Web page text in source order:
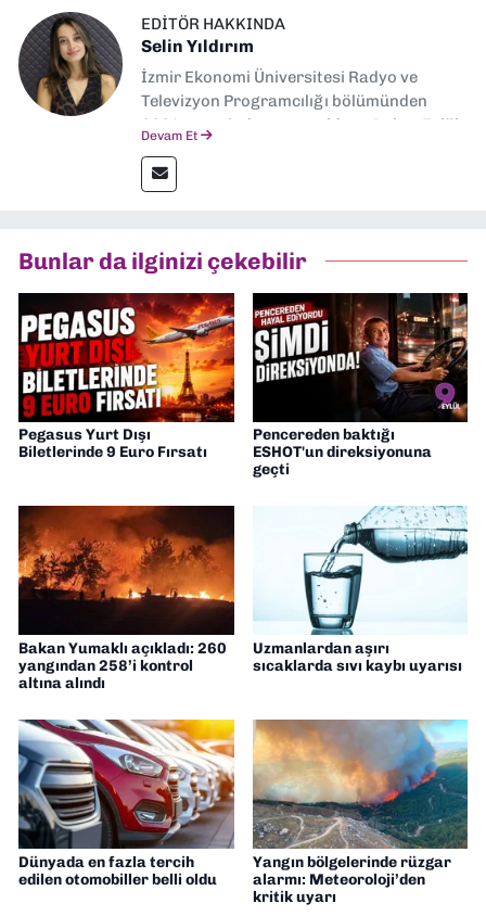
EDITÖR HAKKINDA
Selin Yıldırım
İzmir Ekonomi Üniversitesi Radyo ve
Televizyon Programcılığı bölümünden
2024 senesinde mezun oldum. Dokuz Eylül
editörlük görevini de üstleniyorum.
Devam Et
Bunlar da ilginizi çekebilir
Pegasus Yurt Dışı
Biletlerinde 9 Euro Fırsatı
Pencereden baktığı
ESHOT'un direksiyonuna
geçti
Bakan Yumaklı açıkladı: 260
yangından 258’i kontrol
altına alındı
Uzmanlardan aşırı
sıcaklarda sıvı kaybı uyarısı
Dünyada en fazla tercih
edilen otomobiller belli oldu
Yangın bölgelerinde rüzgar
alarmı: Meteoroloji’den
kritik uyarı